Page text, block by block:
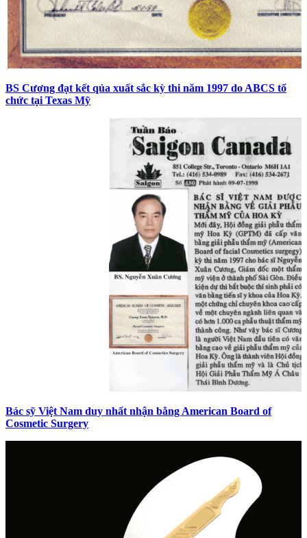
BS Cương đạt kết qủa xuất sắc kỳ thi năm 1997 do ABCS tổ
chức tại Texas Mỹ
Bác sỹ Việt Nam duy nhất nhận bằng American Board of
Cosmetic Surgery